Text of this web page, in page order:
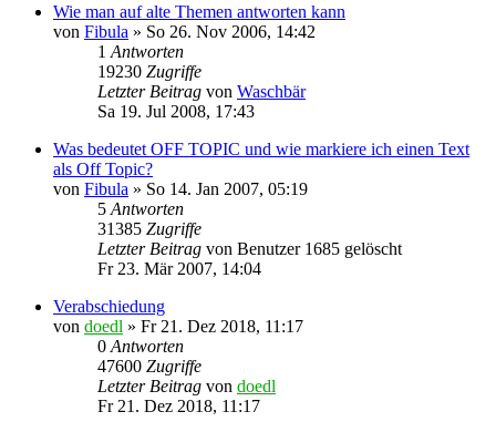
Wie man auf alte Themen antworten kann
von Fibula » So 26. Nov 2006, 14:42
1 Antworten
19230 Zugriffe
Letzter Beitrag von Waschbär
Sa 19. Jul 2008, 17:43
Was bedeutet OFF TOPIC und wie markiere ich einen Text
als Off Topic?
von Fibula » So 14. Jan 2007, 05:19
5 Antworten
31385 Zugriffe
Letzter Beitrag von Benutzer 1685 gelöscht
Fr 23. Mär 2007, 14:04
Verabschiedung
von doedl » Fr 21. Dez 2018, 11:17
0 Antworten
47600 Zugriffe
Letzter Beitrag von doedl
Fr 21. Dez 2018, 11:17